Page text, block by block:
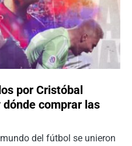
por Cristóbal
dónde comprar las
del fútbol se unieron